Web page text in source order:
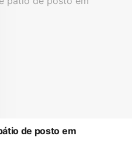
de posto em